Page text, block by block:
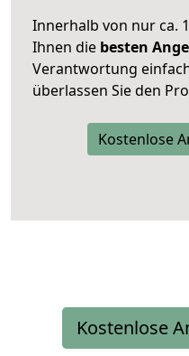
Innerhalb von nur ca.
Ihnen die besten
Verantwortung
überlassen Sie den
Kostenlose
Kostenlose